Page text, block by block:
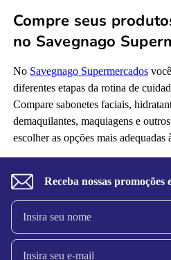
Compre seus
no Savegnago
No Savegnago Supermercados
diferentes etapas da rotina de
Compare sabonetes faciais,
demaquilantes, maquiagens e
escolher as opções mais adequadas
Receba nossas promoções